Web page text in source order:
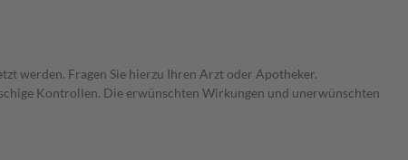
werden. Fragen Sie hierzu Ihren Arzt oder Apotheker.
Kontrollen. Die erwünschten Wirkungen und unerwünschten